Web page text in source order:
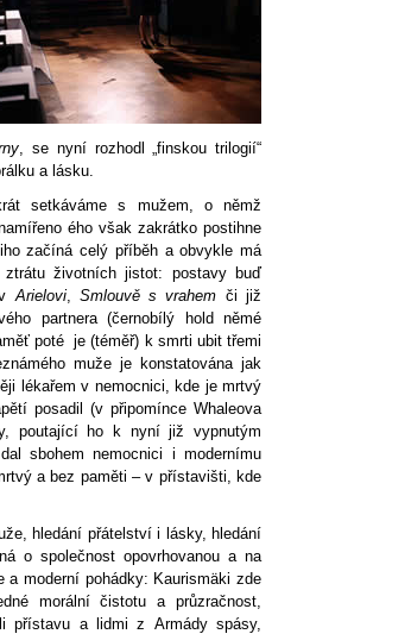
, se nyní rozhodl „finskou trilogií“
a lásku.
setkáváme s mužem, o němž
ého však zakrátko postihne
začíná celý příběh a obvykle má
ztrátu životních jistot: postavy buď
vArielovi, Smlouvě s vrahem či již
partnera (černobílý hold němé
poté je (téměř) k smrti ubit třemi
muže je konstatována jak
lékařem v nemocnici, kde je mrtvý
posadil (v připomínce Whaleova
poutající ho k nyní již vypnutým
sbohem nemocnici i modernímu
a bez paměti – v přístavišti, kde
hledání přátelství i lásky, hledání
o společnost opovrhovanou a na
moderní pohádky: Kaurismäki zde
morální čistotu a průzračnost,
přístavu a lidmi z Armády spásy,